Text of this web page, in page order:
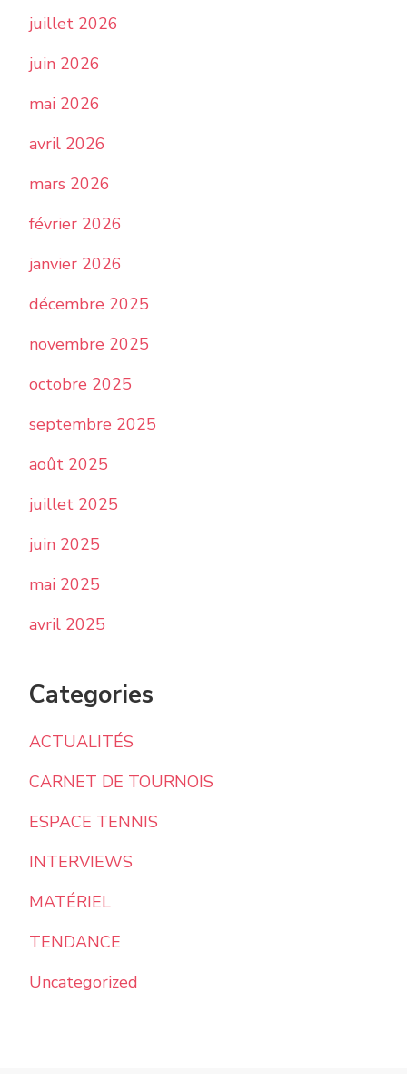
juillet 2026
juin 2026
mai 2026
avril 2026
mars 2026
février 2026
janvier 2026
décembre 2025
novembre 2025
octobre 2025
septembre 2025
août 2025
juillet 2025
juin 2025
mai 2025
avril 2025
Categories
ACTUALITÉS
CARNET DE TOURNOIS
ESPACE TENNIS
INTERVIEWS
MATÉRIEL
TENDANCE
Uncategorized